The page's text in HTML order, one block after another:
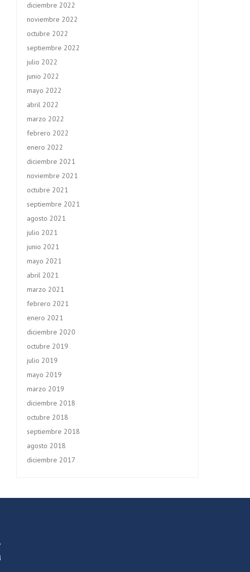
diciembre 2022
noviembre 2022
octubre 2022
septiembre 2022
julio 2022
junio 2022
mayo 2022
abril 2022
marzo 2022
febrero 2022
enero 2022
diciembre 2021
noviembre 2021
octubre 2021
septiembre 2021
agosto 2021
julio 2021
junio 2021
mayo 2021
abril 2021
marzo 2021
febrero 2021
enero 2021
diciembre 2020
octubre 2019
julio 2019
mayo 2019
marzo 2019
diciembre 2018
octubre 2018
septiembre 2018
agosto 2018
diciembre 2017